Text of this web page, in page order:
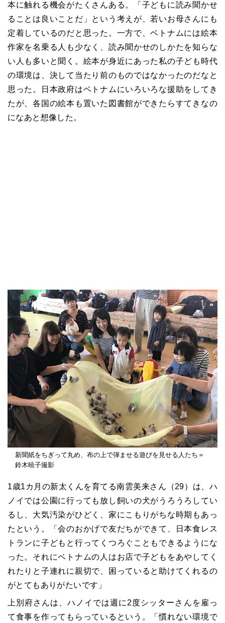
本に触れる機会がたくさんある。「子どもに読み聞かせ
ることは良いことだ」という考えが、若いお母さんにも
定着しているのだと思った。一方で、ベトナムには絵本
作家を名乗る人も少なく、読み聞かせのしかたを知らな
い人も多いと聞く。絵本が身近にあった私の子ども時代
の環境は、決して当たり前のものではなかったのだなと
思った。日本政府はベトナムにいろいろな援助をしてき
たが、各国の絵本も置いた図書館ができたらすてきなの
になあと想像した。
新聞紙をちぎって丸め、布の上で弾ませる遊びを見せる人たち＝
鈴木暁子撮影
1歳1 カ月の新太くんを育てる南雲美来さん（29）は、ハ
ノイでは公園に行っても放し飼いの犬がうろうろしてい
るし、大気汚染がひどく、家にこもりがちな時期もあっ
たという。「会のおかげで友だちができて、日本食レス
トランに子どもと行ってくつろぐこともできるようにな
った。それにベトナムの人はお店で子どもをあやしてく
れたりと子連れに親切で、困っていると助けてくれるの
がとてもありがたいです」
上別府さんは、ハノイでは週に 2 度シッターさんを雇っ
て食事を作ってもらっているという。「慣れない環境で